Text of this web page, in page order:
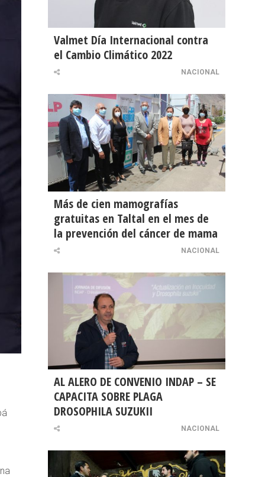
Valmet Día Internacional contra
el Cambio Climático 2022
NACIONAL
Más de cien mamografías
gratuitas en Taltal en el mes de
la prevención del cáncer de mama
NACIONAL
AL ALERO DE CONVENIO INDAP – SE
CAPACITA SOBRE PLAGA
DROSOPHILA SUZUKII
NACIONAL